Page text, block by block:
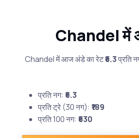
Chandel में
Chandel में आज अंडे का रेट₹6.3प्रति
प्रति नग: ₹6.3
प्रति ट्रे (30 नग): ₹189
प्रति 100 नग: ₹630